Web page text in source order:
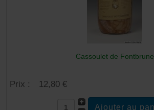
Cassoulet de Fontbrune
Prix : 12,80 €